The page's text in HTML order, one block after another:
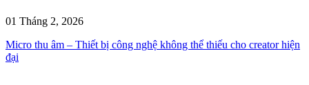
01 Tháng 2, 2026
Micro thu âm – Thiết bị công nghệ không thể thiếu cho creator hiện
đại